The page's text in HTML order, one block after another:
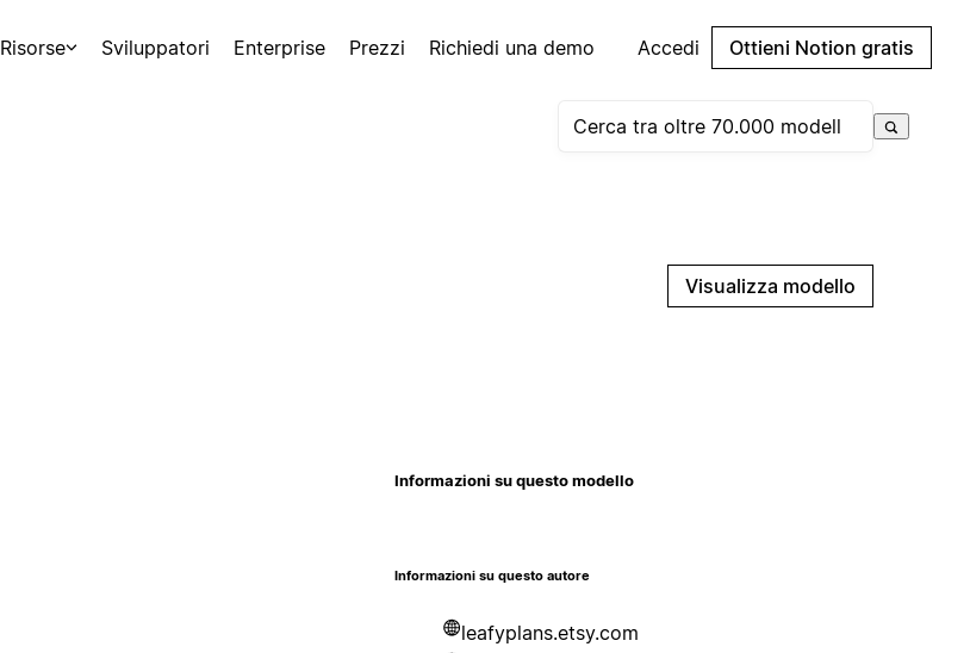
Risorse Sviluppatori Enterprise Prezzi Richiedi una demo Accedi Ottieni Notion gratis
Visualizza modello
Informazioni su questo modello
Informazioni su questo autore
leafyplans.etsy.com